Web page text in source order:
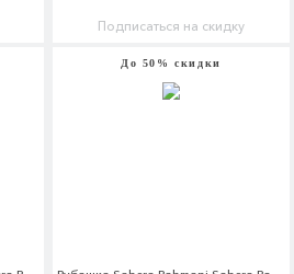
Подписаться на скидку
До 50% скидки